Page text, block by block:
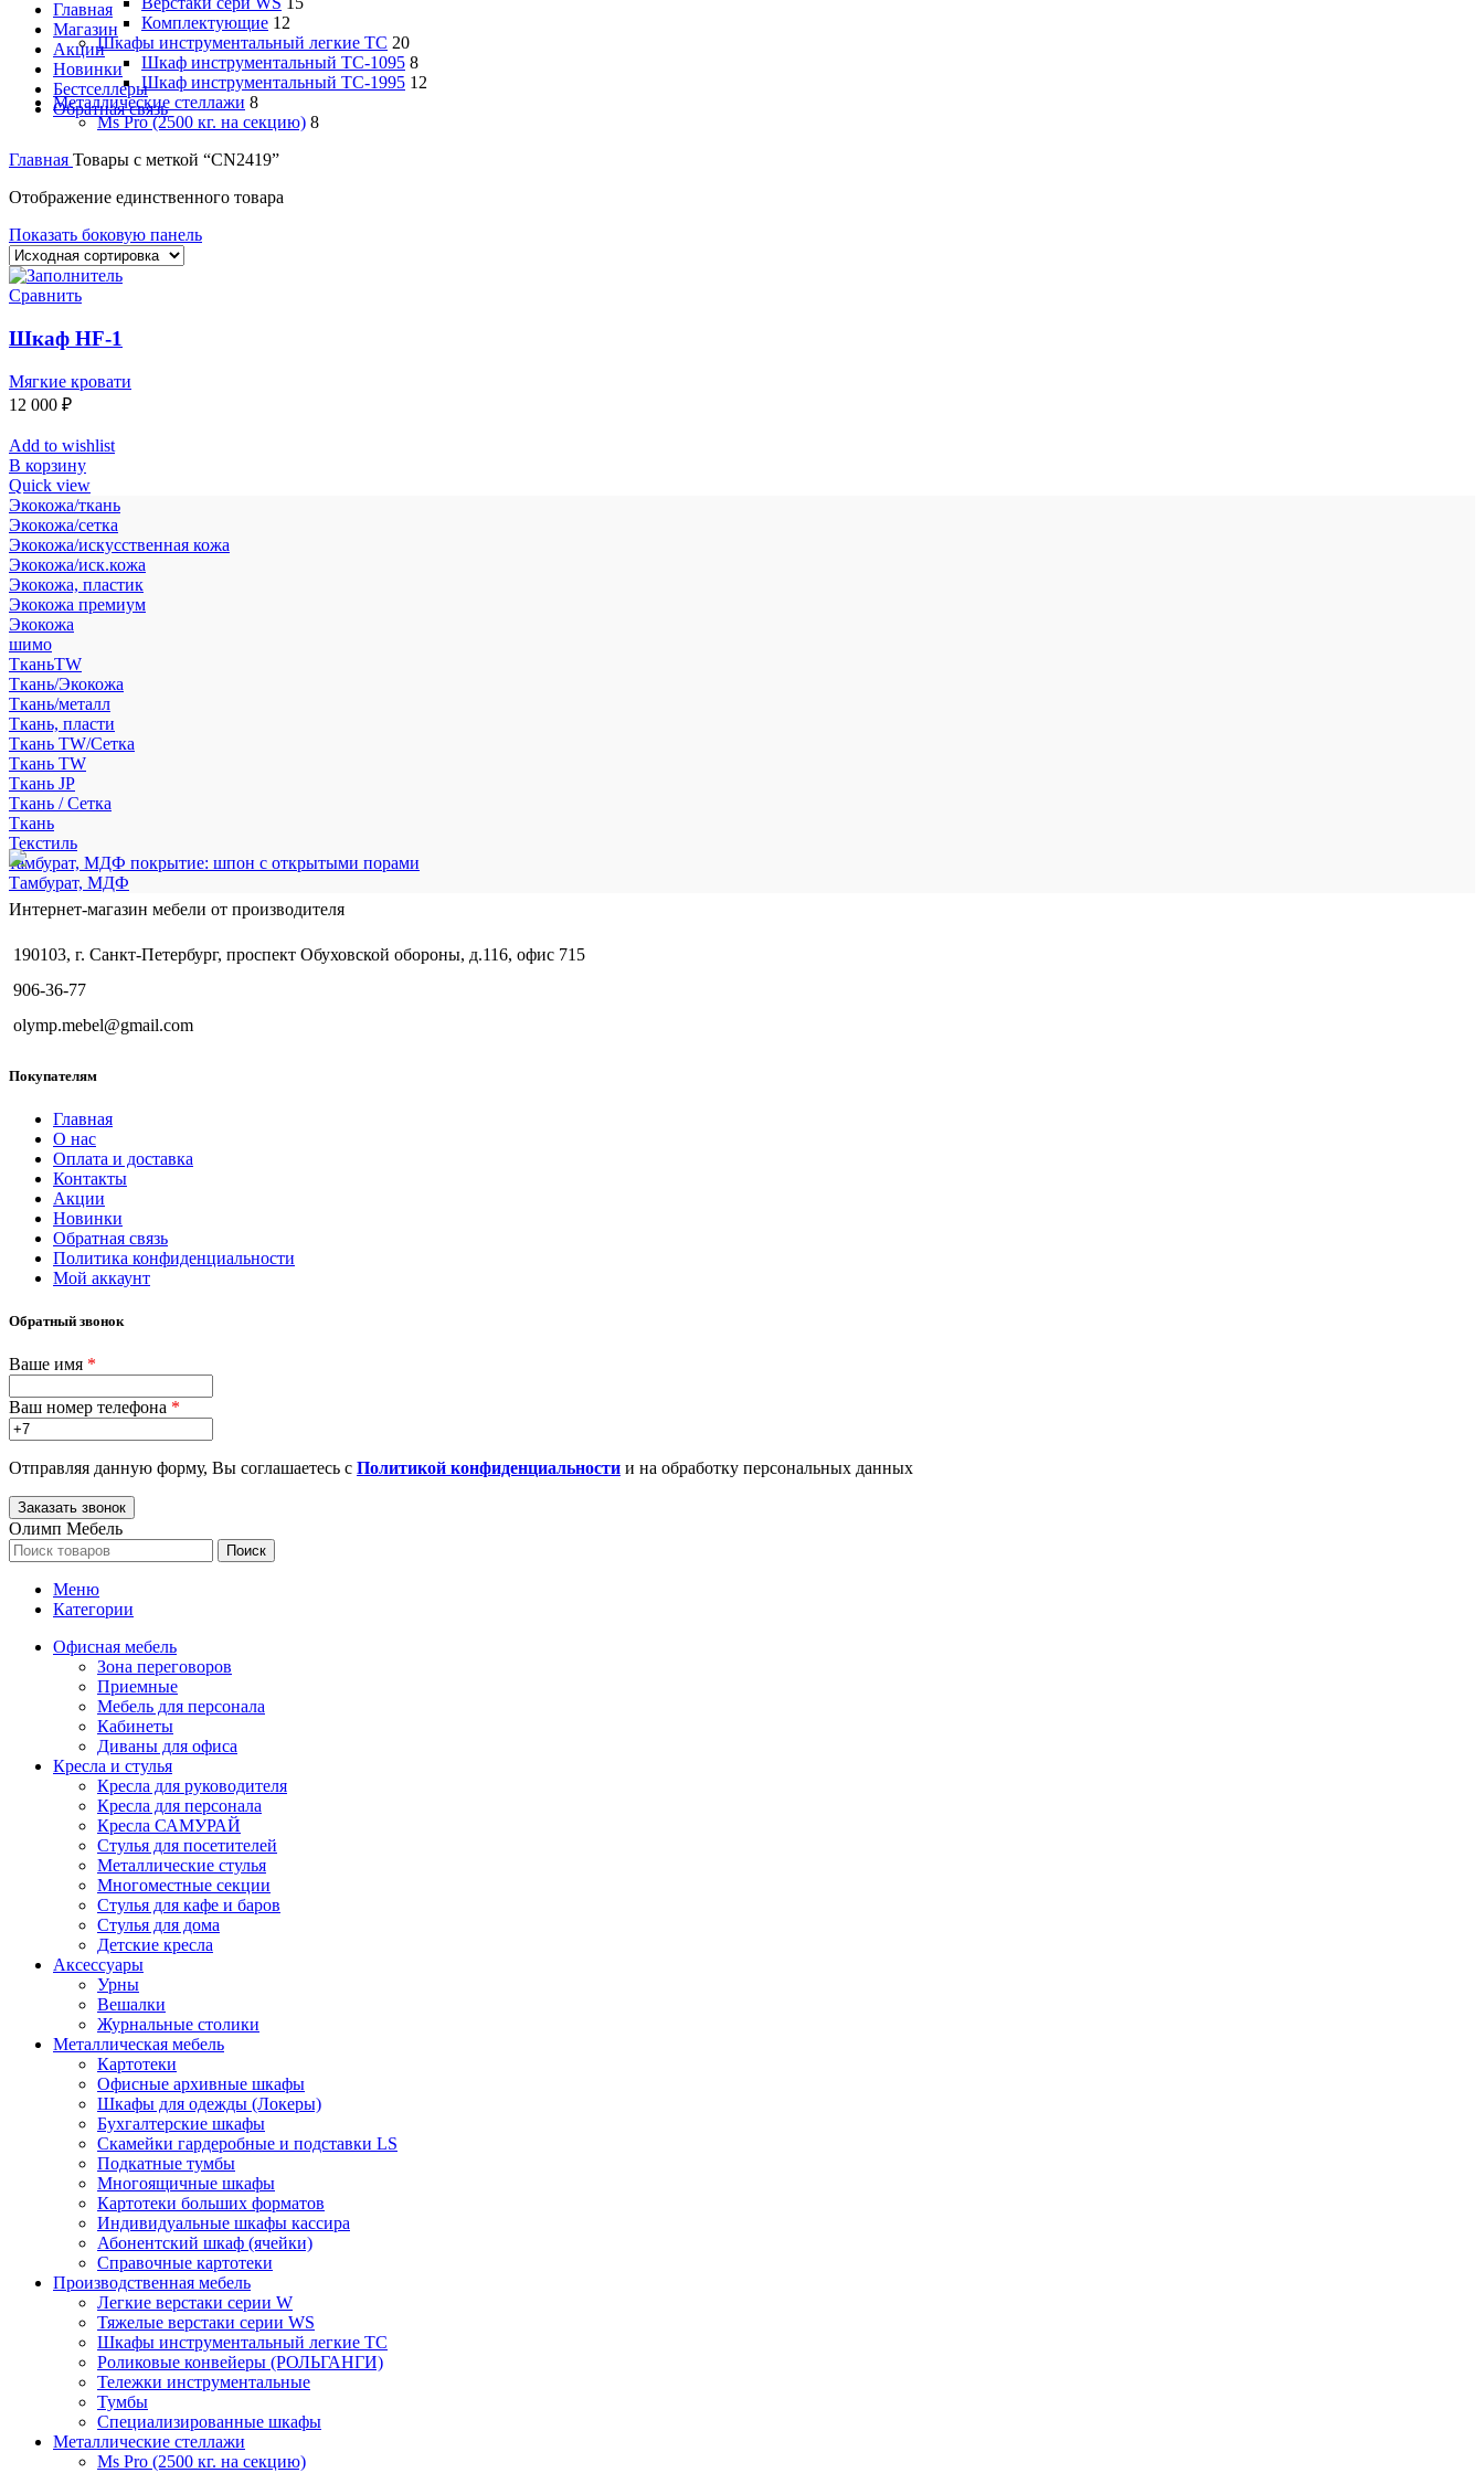
Главная
Магазин
Акции
Новинки
Бестселлеры
Обратная связь
Комплектующие 12
Шкафы инструментальный легкие ТС 20
Шкаф инструментальный TC-1095 8
Шкаф инструментальный TC-1995 12
Металлические стеллажи 8
Ms Pro (2500 кг. на секцию) 8
Главная Товары с меткой “CN2419”
Отображение единственного товара
Показать боковую панель
Сравнить
Шкаф HF-1
Мягкие кровати
12 000 ₽
Add to wishlist
В корзину
Quick view
Экокожа/ткань
Экокожа/сетка
Экокожа/искусственная кожа
Экокожа/иск.кожа
Экокожа, пластик
Экокожа премиум
Экокожа
шимо
ТканьTW
Ткань/Экокожа
Ткань/металл
Ткань, пласти
Ткань TW/Сетка
Ткань TW
Ткань JP
Ткань / Сетка
Ткань
Текстиль
тамбурат, МДФ покрытие: шпон с открытыми порами
Тамбурат, МДФ
Интернет-магазин мебели от производителя
190103, г. Санкт-Петербург, проспект Обуховской обороны, д.116, офис 715
906-36-77
olymp.mebel@gmail.com
Покупателям
Главная
О нас
Оплата и доставка
Контакты
Акции
Новинки
Обратная связь
Политика конфиденциальности
Мой аккаунт
Обратный звонок
Ваше имя *
Ваш номер телефона *
Отправляя данную форму, Вы соглашаетесь с Политикой конфиденциальности и на обработку персональных данных
Олимп Мебель
Поиск
Меню
Категории
Офисная мебель
Зона переговоров
Приемные
Мебель для персонала
Кабинеты
Диваны для офиса
Кресла и стулья
Кресла для руководителя
Кресла для персонала
Кресла САМУРАЙ
Стулья для посетителей
Металлические стулья
Многоместные секции
Стулья для кафе и баров
Стулья для дома
Детские кресла
Аксессуары
Урны
Вешалки
Журнальные столики
Металлическая мебель
Картотеки
Офисные архивные шкафы
Шкафы для одежды (Локеры)
Бухгалтерские шкафы
Скамейки гардеробные и подставки LS
Подкатные тумбы
Многоящичные шкафы
Картотеки больших форматов
Индивидуальные шкафы кассира
Абонентский шкаф (ячейки)
Справочные картотеки
Производственная мебель
Легкие верстаки серии W
Тяжелые верстаки серии WS
Шкафы инструментальный легкие ТС
Роликовые конвейеры (РОЛЬГАНГИ)
Тележки инструментальные
Тумбы
Специализированные шкафы
Металлические стеллажи
Ms Pro (2500 кг. на секцию)